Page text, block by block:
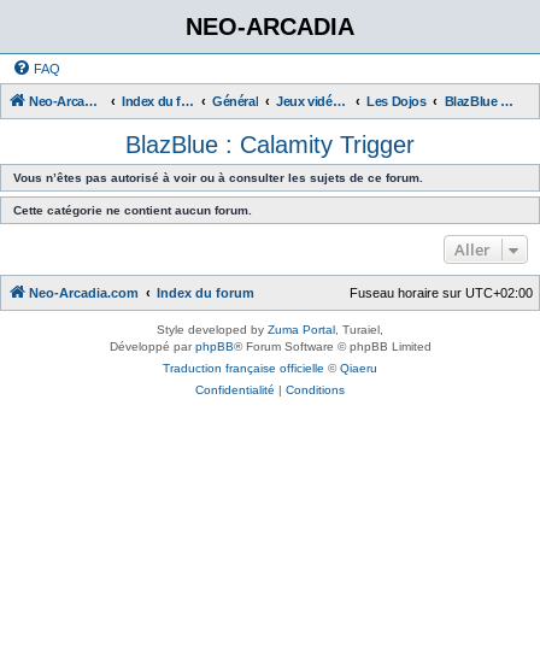
NEO-ARCADIA
FAQ
Neo-Arcadia.com Index du forum Général Jeux vidéo d'arcade Les Dojos BlazBlue : Calamity Trigger
BlazBlue : Calamity Trigger
Vous n’êtes pas autorisé à voir ou à consulter les sujets de ce forum.
Cette catégorie ne contient aucun forum.
Aller
Neo-Arcadia.com Index du forum Fuseau horaire sur UTC+02:00
Style developed by Zuma Portal , Turaiel,
Développé parphpBB® Forum Software © phpBB Limited
Traduction française officielle ©Qiaeru
Confidentialité | Conditions